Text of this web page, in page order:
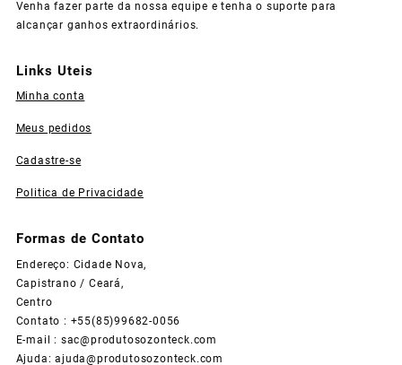
Venha fazer parte da nossa equipe e tenha o suporte para
alcançar ganhos extraordinários.
Links Uteis
Minha conta
Meus pedidos
Cadastre-se
Politica de Privacidade
Formas de Contato
Endereço: Cidade Nova,
Capistrano / Ceará,
Centro
Contato : +55(85)99682-0056
E-mail : sac@produtosozonteck.com
Ajuda:ajuda@produtosozonteck.com